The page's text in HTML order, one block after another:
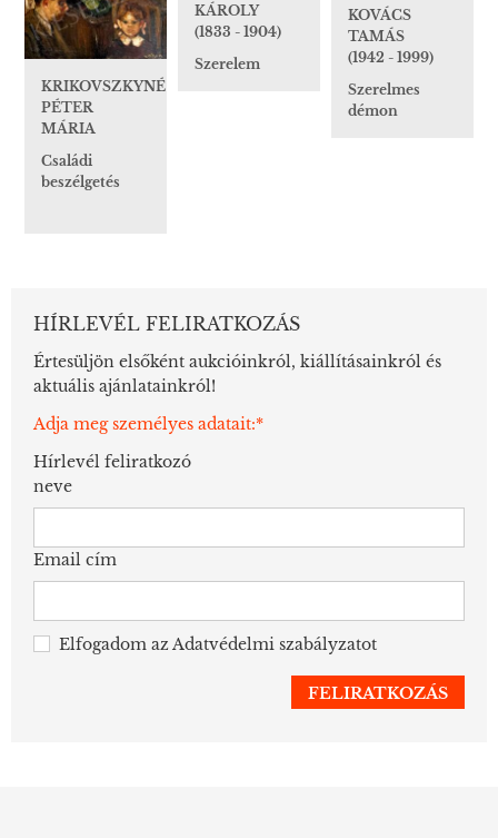
KÁROLY
(1833 - 1904)
Szerelem
KOVÁCS
TAMÁS
(1942 - 1999)
Szerelmes
démon
KRIKOVSZKYNÉ
PÉTER
MÁRIA
Családi
beszélgetés
HÍRLEVÉL FELIRATKOZÁS
Értesüljön elsőként aukcióinkról, kiállításainkról és
aktuális ajánlatainkról!
Adja meg személyes adatait:*
Hírlevél feliratkozó
neve
Email cím
Elfogadom azAdatvédelmi szabályzatot